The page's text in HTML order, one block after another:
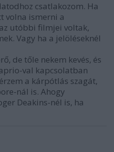
csatlakozom. Ha
volna ismerni a
utóbbi filmjei voltak,
Vagy ha a jelöléseknél
de tőle nekem kevés, és
val kapcsolatban
a kárpótlás szagát,
nál is. Ahogy
Deakins-nél is, ha